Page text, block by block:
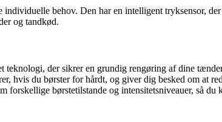
behov. Den har en intelligent tryksensor,
og tandkød.
teknologi, der sikrer en grundig rengøring af dine
hvis du børster for hårdt, og giver dig besked om at
børstetilstande og intensitetsniveauer, så